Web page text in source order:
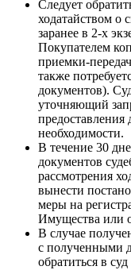
Следует
ходатайством о
заранее в 2-х
Покупателем
приемки-
также
документов).
уточняющий
необходимости.
В течение 30
документов
рассмотрения
вынести
меры на
Имущества или
В случае
с полученными
обратиться в